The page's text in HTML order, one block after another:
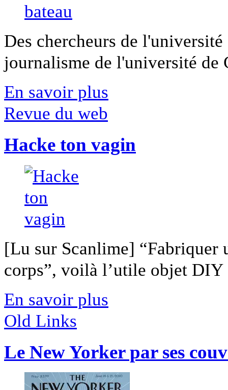
Des chercheurs de
journalisme de l'université
En savoir plus
Revue du web
Hacke ton vagin
[Lu sur Scanlime] “Fabriquer
corps”, voilà l’utile objet
En savoir plus
Old Links
Le New Yorker par ses